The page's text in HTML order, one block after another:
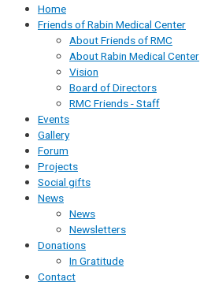
Home
Friends of Rabin Medical Center
About Friends of RMC
About Rabin Medical Center
Vision
Board of Directors
RMC Friends - Staff
Events
Gallery
Forum
Projects
Social gifts
News
News
Newsletters
Donations
In Gratitude
Contact